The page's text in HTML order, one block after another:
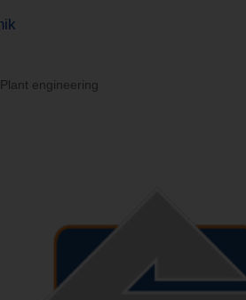
Plant engineering